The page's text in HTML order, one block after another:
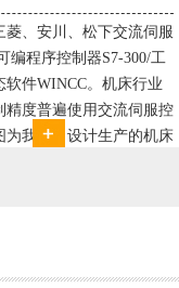
菱、安川、松下交流伺服
编程序控制器S7-300/工
软件WINCC。机床行业
精度普遍使用交流伺服控
为我公司设计生产的机床